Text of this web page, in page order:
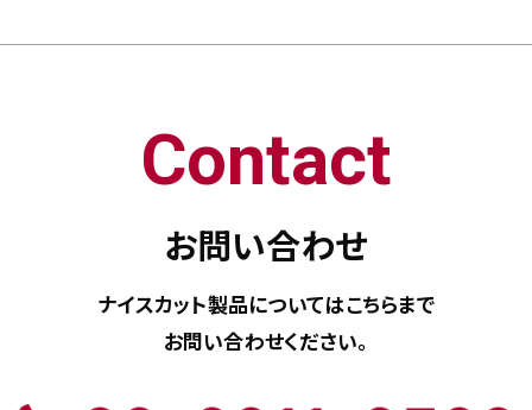
Contact
お問い合わせ
ナイスカット製品についてはこちらまで
お問い合わせください。